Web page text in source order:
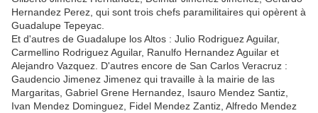
Hernandez Perez, qui sont trois chefs paramilitaires qui opèrent à
Guadalupe Tepeyac.
Et d'autres de Guadalupe los Altos : Julio Rodriguez Aguilar,
Carmellino Rodriguez Aguilar, Ranulfo Hernandez Aguilar et
Alejandro Vazquez. D'autres encore de San Carlos Veracruz :
Gaudencio Jimenez Jimenez qui travaille à la mairie de las
Margaritas, Gabriel Grene Hernandez, Isauro Mendez Santiz,
Ivan Mendez Dominguez, Fidel Mendez Zantiz, Alfredo Mendez